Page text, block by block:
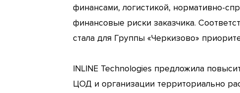
финансами, логистикой, нормативно-
финансовые риски заказчика.
стала для Группы «Черкизово»
INLINE Technologies предложила
ЦОД и организации территориально